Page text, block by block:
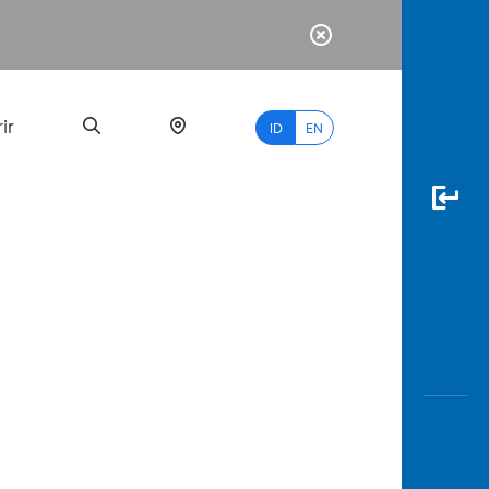
ID EN
myBCA